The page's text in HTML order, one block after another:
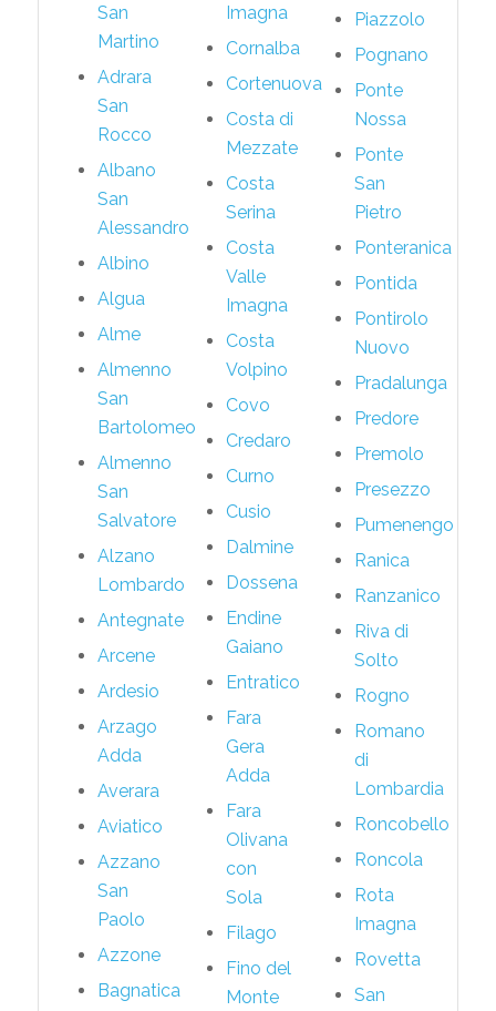
San
Martino
Adrara
San
Rocco
Albano
San
Alessandro
Albino
Algua
Alme
Almenno
San
Bartolomeo
Almenno
San
Salvatore
Alzano
Lombardo
Antegnate
Arcene
Ardesio
Arzago
Adda
Averara
Aviatico
Azzano
San
Paolo
Azzone
Bagnatica
Imagna
Cornalba
Cortenuova
Costa di
Mezzate
Costa
Serina
Costa
Valle
Imagna
Costa
Volpino
Covo
Credaro
Curno
Cusio
Dalmine
Dossena
Endine
Gaiano
Entratico
Fara
Gera
Adda
Fara
Olivana
con
Sola
Filago
Fino del
Monte
Piazzolo
Pognano
Ponte
Nossa
Ponte
San
Pietro
Ponteranica
Pontida
Pontirolo
Nuovo
Pradalunga
Predore
Premolo
Presezzo
Pumenengo
Ranica
Ranzanico
Riva di
Solto
Rogno
Romano
di
Lombardia
Roncobello
Roncola
Rota
Imagna
Rovetta
San